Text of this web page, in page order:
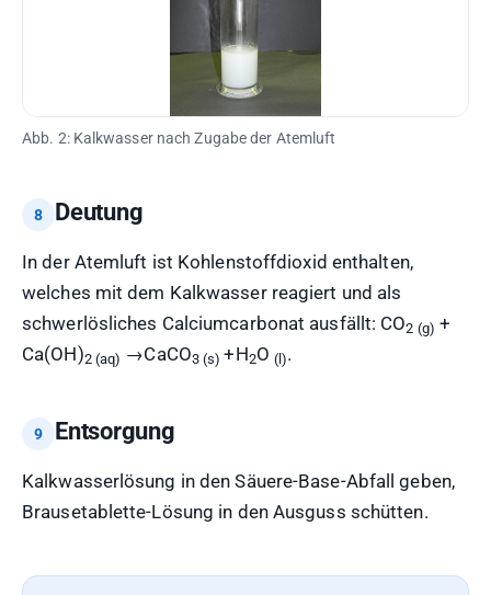
Abb. 2: Kalkwasser nach Zugabe der Atemluft
Deutung
In der Atemluft ist Kohlenstoffdioxid enthalten,
welches mit dem Kalkwasser reagiert und als
schwerlösliches Calciumcarbonat ausfällt: CO2 (g) +
Ca(OH)2 (aq) →CaCO3 (s)+H2O (l).
Entsorgung
Kalkwasserlösung in den Säuere-Base-Abfall geben,
Brausetablette-Lösung in den Ausguss schütten.